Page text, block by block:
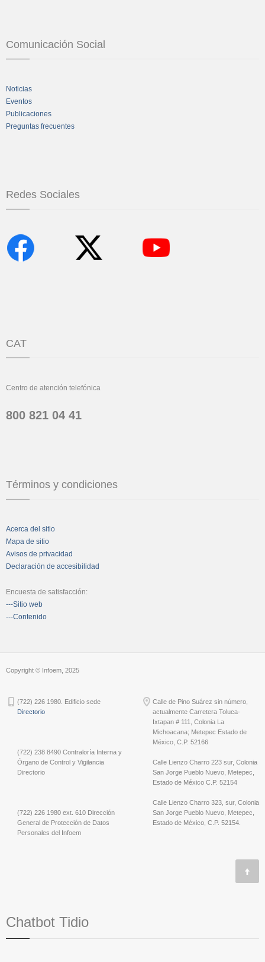
Comunicación Social
Noticias
Eventos
Publicaciones
Preguntas frecuentes
Redes Sociales
CAT
Centro de atención telefónica
800 821 04 41
Términos y condiciones
Acerca del sitio
Mapa de sitio
Avisos de privacidad
Declaración de accesibilidad
Encuesta de satisfacción:
---Sitio web
---Contenido
Copyright © Infoem, 2025
(722) 226 1980. Edificio sede
Directorio
(722) 238 8490 Contraloría Interna y
Órgano de Control y Vigilancia
Directorio
(722) 226 1980 ext. 610 Dirección
General de Protección de Datos
Personales del Infoem
Calle de Pino Suárez sin número,
actualmente Carretera Toluca-
Ixtapan # 111, Colonia La
Michoacana; Metepec Estado de
México, C.P. 52166
Calle Lienzo Charro 223 sur, Colonia
San Jorge Pueblo Nuevo, Metepec,
Estado de México C.P. 52154
Calle Lienzo Charro 323, sur, Colonia
San Jorge Pueblo Nuevo, Metepec,
Estado de México, C.P. 52154.
Chatbot Tidio